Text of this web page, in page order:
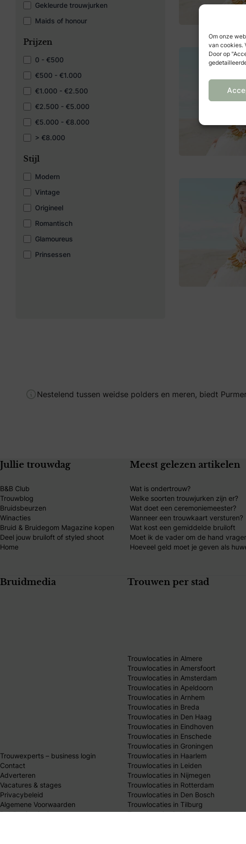
Om onze
van cookies.
Door op
Gekleurde trouwjurken
Maids of honour
Prijzen
0 - €500
€500 - €1.000
€1.000 - €2.500
€2.500 - €5.000
€5.000 - €8.000
> €8.000
Stijl
Modern
Vintage
Origineel
Romantisch
Glamoureus
Prinsessen
Nestelend tussen weidse polders en meren, biedt
Jullie trouwdag
B&B Club
Trouwblog
Bruidsbeurzen
Winacties
Bruid & Bruidegom Magazine kopen
Deel jouw bruiloft of styled shoot
Home
Meest gelezen artikelen
Wat is ondertrouw?
Welke soorten trouwjurken zijn er?
Wat doet een ceremoniemeester?
Wanneer een trouwkaart versturen?
Wat kost een gemiddelde bruiloft
Moet ik de vader om de hand
Hoeveel geld moet je geven als
Bruidmedia
Trouwexperts – business login
Contact
Adverteren
Vacatures & stages
Privacybeleid
Algemene Voorwaarden
Publicatieprincipes
Trouwen per stad
Trouwlocaties in Almere
Trouwlocaties in Amersfoort
Trouwlocaties in Amsterdam
Trouwlocaties in Apeldoorn
Trouwlocaties in Arnhem
Trouwlocaties in Breda
Trouwlocaties in Den Haag
Trouwlocaties in Eindhoven
Trouwlocaties in Enschede
Trouwlocaties in Groningen
Trouwlocaties in Haarlem
Trouwlocaties in Leiden
Trouwlocaties in Nijmegen
Trouwlocaties in Rotterdam
Trouwlocaties in Den Bosch
Trouwlocaties in Tilburg
Trouwlocaties in Utrecht